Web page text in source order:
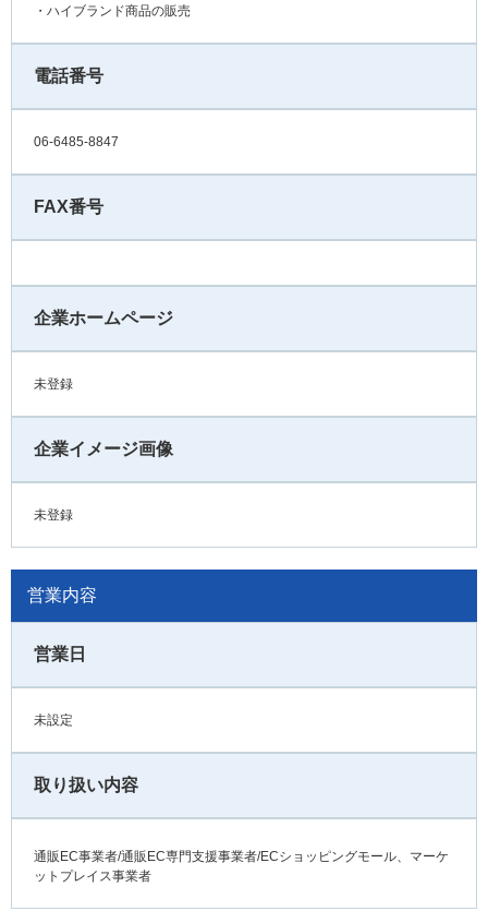
・ハイブランド商品の販売
電話番号
06-6485-8847
FAX番号
企業ホームページ
未登録
企業イメージ画像
未登録
営業内容
営業日
未設定
取り扱い内容
通販EC事業者/通販EC専門支援事業者/ECショッピングモール、マーケ
ットプレイス事業者